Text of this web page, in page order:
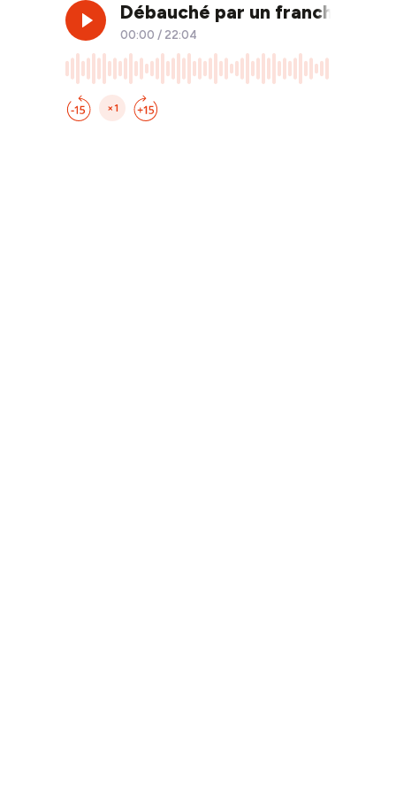
Débauché par un franchiseur
00:00 / 22:04
×1